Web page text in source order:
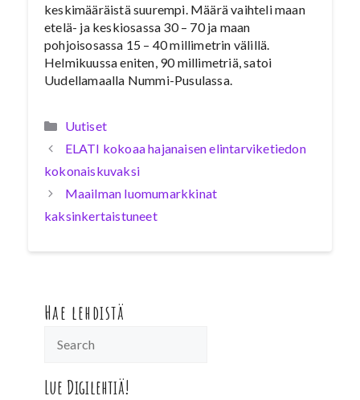
keskimääräistä suurempi. Määrä vaihteli maan
etelä- ja keskiosassa 30 – 70 ja maan
pohjoisosassa 15 – 40 millimetrin välillä.
Helmikuussa eniten, 90 millimetriä, satoi
Uudellamaalla Nummi-Pusulassa.
Kategoriat
Uutiset
ELATI kokoaa hajanaisen elintarviketiedon
kokonaiskuvaksi
Maailman luomumarkkinat
kaksinkertaistuneet
Hae lehdistä
Lue Digilehtiä!